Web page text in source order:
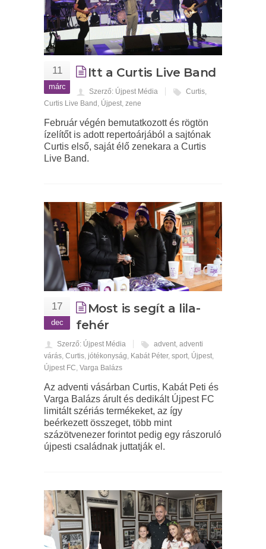
11
márc
Itt a Curtis Live Band
Szerző: Újpest Média Curtis,
Curtis Live Band , Újpest, zene
Február végén bemutatkozott és rögtön
ízelítőt is adott repertoárjából a sajtónak
Curtis első, saját élő zenekara a Curtis
Live Band.
17
dec
Most is segít a lila-
fehér
Szerző: Újpest Média advent, adventi
várás, Curtis, jótékonyság, Kabát Péter, sport, Újpest,
Újpest FC, Varga Balázs
Az adventi vásárban Curtis, Kabát Peti és
Varga Balázs árult és dedikált Újpest FC
limitált szériás termékeket, az így
beérkezett összeget, több mint
százötvenezer forintot pedig egy rászoruló
újpesti családnak juttatják el.